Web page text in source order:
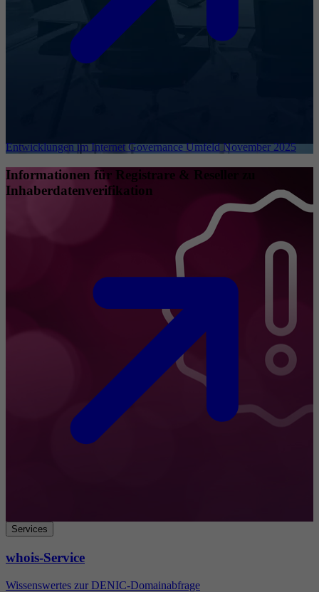
Entwicklungen im Internet Governance Umfeld November 2025
Informationen für Registrare & Reseller zu
Inhaberdatenverifikation
Services
whois-Service
Wissenswertes zur DENIC-Domainabfrage